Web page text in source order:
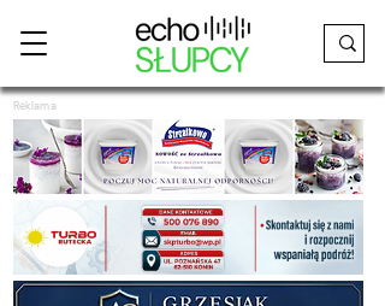
Reklama